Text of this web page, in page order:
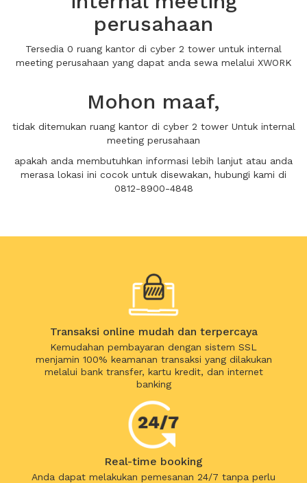
perusahaan
Tersedia 0 ruang kantor di cyber 2 tower untuk internal
meeting perusahaan yang dapat anda sewa melalui XWORK
Mohon maaf,
tidak ditemukan ruang kantor di cyber 2 tower Untuk internal
meeting perusahaan
apakah anda membutuhkan informasi lebih lanjut atau anda
merasa lokasi ini cocok untuk disewakan, hubungi kami di
0812-8900-4848
Transaksi online mudah dan terpercaya
Kemudahan pembayaran dengan sistem SSL
menjamin 100% keamanan transaksi yang dilakukan
melalui bank transfer, kartu kredit, dan internet
banking
Real-time booking
Anda dapat melakukan pemesanan 24/7 tanpa perlu